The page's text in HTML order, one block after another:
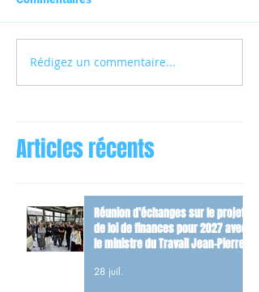
Rédigez un commentaire...
Articles récents
Réunion d’échanges sur le projet
de loi de finances pour 2027 avec
le ministre du Travail Jean-Pierre
28 juil.